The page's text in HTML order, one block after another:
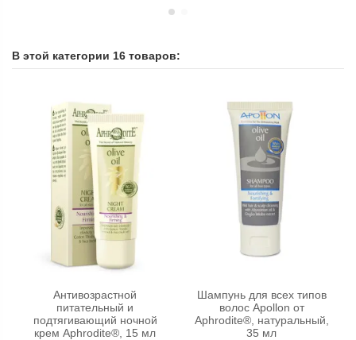
В этой категории 16 товаров:
Антивозрастной
питательный и
подтягивающий ночной
крем Aphrodite®, 15 мл
Шампунь для всех типов
волос Apollon от
Aphrodite®, натуральный,
35 мл